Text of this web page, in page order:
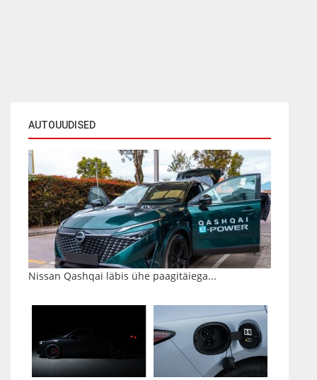
AUTOUUDISED
Nissan Qashqai läbis ühe paagitäiega...